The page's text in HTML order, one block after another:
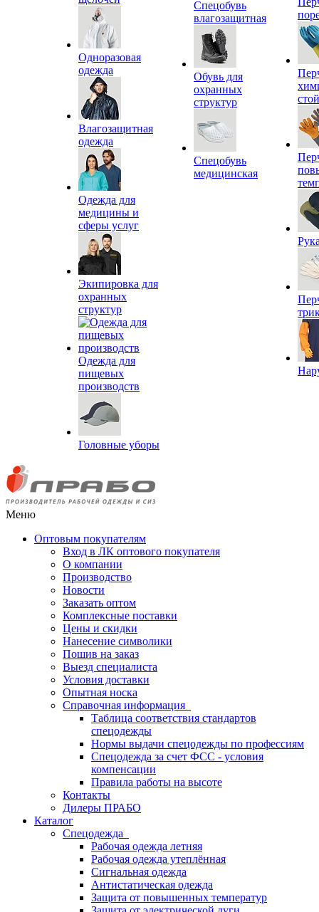
Одноразовая
одежда
Влагозащитная
одежда
Одежда для
медицины и
сферы услуг
Экипировка для
охранных
структур
Одежда для
пищевых
производств
Головные уборы
Спецобувь
влагозащитная
Обувь для
охранных
структур
Спецобувь
медицинская
Меню
Оптовым покупателям
Вход в ЛК оптового покупателя
О компании
Производство
Новости
Заказать оптом
Комплексные поставки
Цены и скидки
Нанесение символики
Пошив на заказ
Выезд специалиста
Условия доставки
Опытная носка
Справочная информация
Таблица соответствия стандартов
спецодежды
Нормы выдачи спецодежды по профессиям
Спецодежда за счет ФСС - условия
компенсации
Правила работы на высоте
Контакты
Дилеры ПРАБО
Каталог
Спецодежда
Рабочая одежда летняя
Рабочая одежда утеплённая
Сигнальная одежда
Антистатическая одежда
Защита от повышенных температур